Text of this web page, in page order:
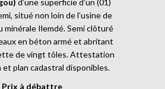
situé non loin de l’usine de
minérale Ilemdé. Semi clôturé
en béton armé et abritant
de vingt tôles. Attestation
plan cadastral disponibles.
Prix à débattre